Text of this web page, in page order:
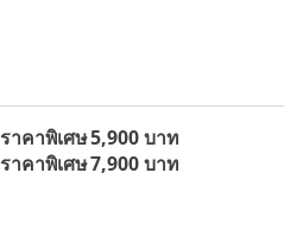
ราคาพิเศษ 5,900 บาท
ราคาพิเศษ 7,900 บาท